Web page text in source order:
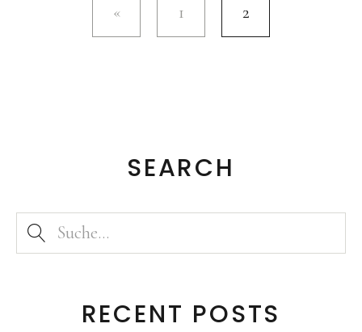
1 2
SEARCH
RECENT POSTS